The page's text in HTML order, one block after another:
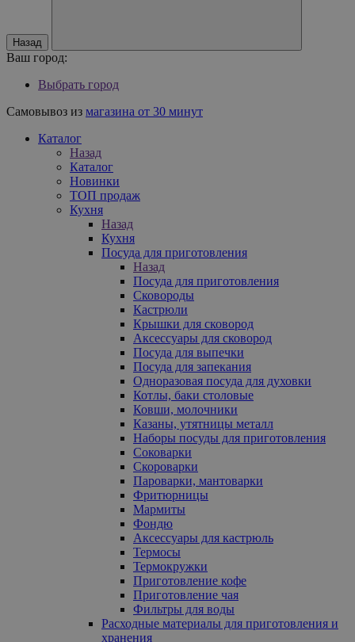
Назад
Ваш город:
Выбрать город
Самовывоз из магазина от 30 минут
Каталог
Назад
Каталог
Новинки
ТОП продаж
Кухня
Назад
Кухня
Посуда для приготовления
Назад
Посуда для приготовления
Сковороды
Кастрюли
Крышки для сковород
Аксессуары для сковород
Посуда для выпечки
Посуда для запекания
Одноразовая посуда для духовки
Котлы, баки столовые
Ковши, молочники
Казаны, утятницы металл
Наборы посуды для приготовления
Соковарки
Скороварки
Пароварки, мантоварки
Фритюрницы
Мармиты
Фондю
Аксессуары для кастрюль
Термосы
Термокружки
Приготовление кофе
Приготовление чая
Фильтры для воды
Расходные материалы для приготовления и
хранения